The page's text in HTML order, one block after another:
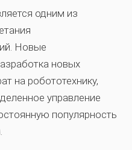
одним из
Новые
новых
на робототехнику,
управление
популярность